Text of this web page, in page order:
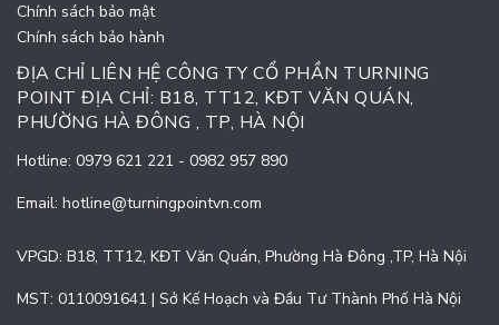
Chính sách bảo mật
Chính sách bảo hành
ĐỊA CHỈ LIÊN HỆ CÔNG TY CỔ PHẦN TURNING
POINT ĐỊA CHỈ: B18, TT12, KĐT VĂN QUÁN,
PHƯỜNG HÀ ĐÔNG , TP, HÀ NỘI
Hotline: 0979 621 221 - 0982 957 890
Email: hotline@turningpointvn.com
VPGD: B18, TT12, KĐT Văn Quán, Phường Hà Đông ,TP, Hà Nội
MST: 0110091641 | Sở Kế Hoạch và Đầu Tư Thành Phố Hà Nội